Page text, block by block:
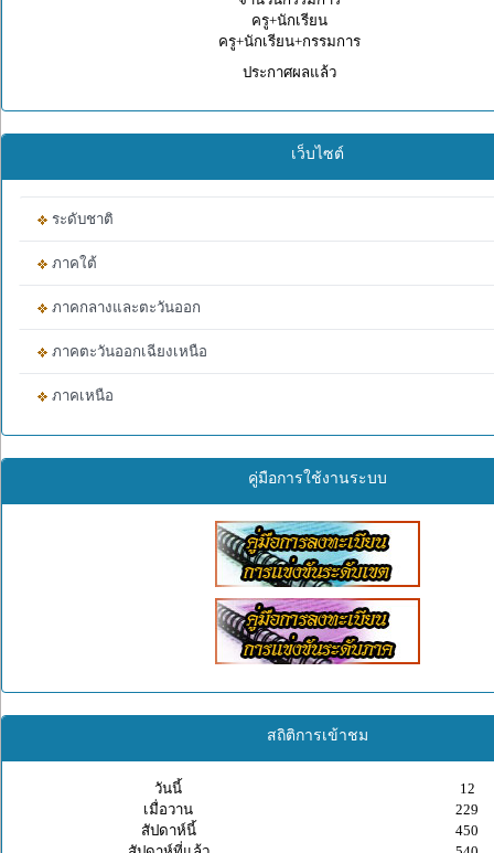
ครู+นักเรียน
ครู+นักเรียน+กรรมการ
ประกาศผลแล้ว
เว็บไซต์
ระดับชาติ
ภาคใต้
ภาคกลางและตะวันออก
ภาคตะวันออกเฉียงเหนือ
ภาคเหนือ
คู่มือการใช้งานระบบ
สถิติการเข้าชม
วันนี้
12
เมื่อวาน
229
สัปดาห์นี้
450